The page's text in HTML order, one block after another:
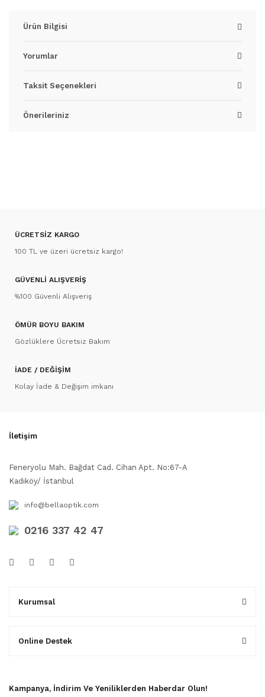
Ürün Bilgisi
Yorumlar
Taksit Seçenekleri
Önerileriniz
ÜCRETSİZ KARGO
100 TL ve üzeri ücretsiz kargo!
GÜVENLİ ALIŞVERİŞ
%100 Güvenli Alışveriş
ÖMÜR BOYU BAKIM
Gözlüklere Ücretsiz Bakım
İADE / DEĞİŞİM
Kolay İade & Değişim imkanı
İletişim
Feneryolu Mah. Bağdat Cad. Cihan Apt. No:67-A
Kadıköy/ İstanbul
info@bellaoptik.com
0216 337 42 47
Kurumsal
Online Destek
Kampanya, İndirim Ve Yeniliklerden Haberdar Olun!